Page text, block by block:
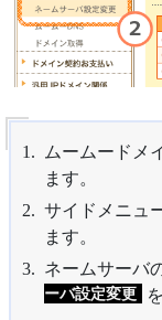
ムームードメ
ます。
サイドメニュ
ます。
ネームサーバ
ーバ設定変更